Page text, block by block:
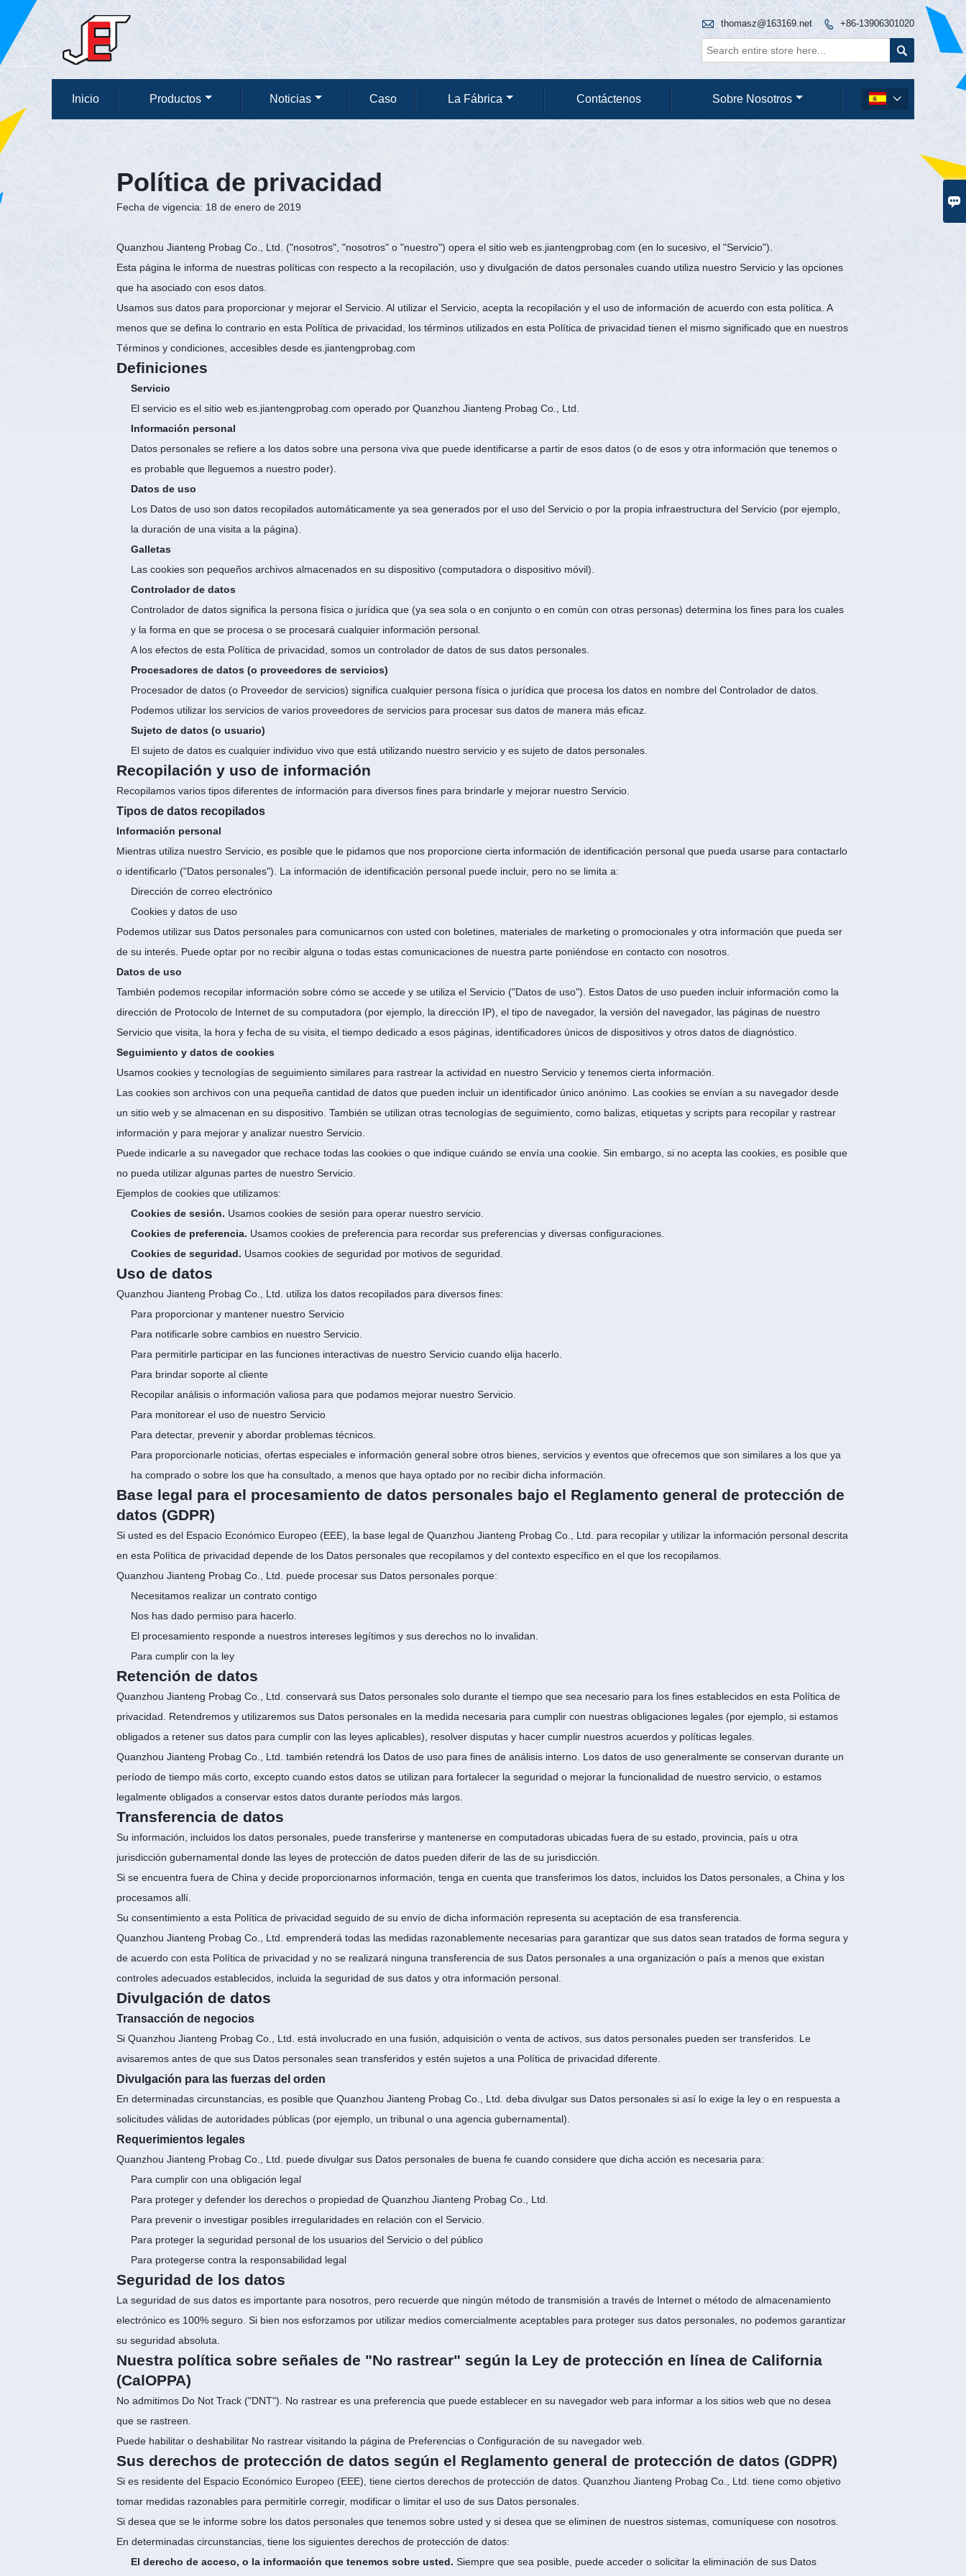

 thomasz@163169.net  +86-13906301020

Inicio Productos Noticias Caso La Fábrica Contáctenos Sobre Nosotros 
Política de privacidad
Fecha de vigencia: 18 de enero de 2019
Quanzhou Jianteng Probag Co., Ltd. ("nosotros", "nosotros" o "nuestro") opera el sitio web es.jiantengprobag.com (en lo sucesivo, el "Servicio").
Esta página le informa de nuestras políticas con respecto a la recopilación, uso y divulgación de datos personales cuando utiliza nuestro Servicio y las opciones
que ha asociado con esos datos.
Usamos sus datos para proporcionar y mejorar el Servicio. Al utilizar el Servicio, acepta la recopilación y el uso de información de acuerdo con esta política. A
menos que se defina lo contrario en esta Política de privacidad, los términos utilizados en esta Política de privacidad tienen el mismo significado que en nuestros
Términos y condiciones, accesibles desde es.jiantengprobag.com
Definiciones
Servicio
El servicio es el sitio web es.jiantengprobag.com operado por Quanzhou Jianteng Probag Co., Ltd.
Información personal
Datos personales se refiere a los datos sobre una persona viva que puede identificarse a partir de esos datos (o de esos y otra información que tenemos o
es probable que lleguemos a nuestro poder).
Datos de uso
Los Datos de uso son datos recopilados automáticamente ya sea generados por el uso del Servicio o por la propia infraestructura del Servicio (por ejemplo,
la duración de una visita a la página).
Galletas
Las cookies son pequeños archivos almacenados en su dispositivo (computadora o dispositivo móvil).
Controlador de datos
Controlador de datos significa la persona física o jurídica que (ya sea sola o en conjunto o en común con otras personas) determina los fines para los cuales
y la forma en que se procesa o se procesará cualquier información personal.
A los efectos de esta Política de privacidad, somos un controlador de datos de sus datos personales.
Procesadores de datos (o proveedores de servicios)
Procesador de datos (o Proveedor de servicios) significa cualquier persona física o jurídica que procesa los datos en nombre del Controlador de datos.
Podemos utilizar los servicios de varios proveedores de servicios para procesar sus datos de manera más eficaz.
Sujeto de datos (o usuario)
El sujeto de datos es cualquier individuo vivo que está utilizando nuestro servicio y es sujeto de datos personales.
Recopilación y uso de información
Recopilamos varios tipos diferentes de información para diversos fines para brindarle y mejorar nuestro Servicio.
Tipos de datos recopilados
Información personal
Mientras utiliza nuestro Servicio, es posible que le pidamos que nos proporcione cierta información de identificación personal que pueda usarse para contactarlo
o identificarlo ("Datos personales"). La información de identificación personal puede incluir, pero no se limita a:
Dirección de correo electrónico
Cookies y datos de uso
Podemos utilizar sus Datos personales para comunicarnos con usted con boletines, materiales de marketing o promocionales y otra información que pueda ser
de su interés. Puede optar por no recibir alguna o todas estas comunicaciones de nuestra parte poniéndose en contacto con nosotros.
Datos de uso
También podemos recopilar información sobre cómo se accede y se utiliza el Servicio ("Datos de uso"). Estos Datos de uso pueden incluir información como la
dirección de Protocolo de Internet de su computadora (por ejemplo, la dirección IP), el tipo de navegador, la versión del navegador, las páginas de nuestro
Servicio que visita, la hora y fecha de su visita, el tiempo dedicado a esos páginas, identificadores únicos de dispositivos y otros datos de diagnóstico.
Seguimiento y datos de cookies
Usamos cookies y tecnologías de seguimiento similares para rastrear la actividad en nuestro Servicio y tenemos cierta información.
Las cookies son archivos con una pequeña cantidad de datos que pueden incluir un identificador único anónimo. Las cookies se envían a su navegador desde
un sitio web y se almacenan en su dispositivo. También se utilizan otras tecnologías de seguimiento, como balizas, etiquetas y scripts para recopilar y rastrear
información y para mejorar y analizar nuestro Servicio.
Puede indicarle a su navegador que rechace todas las cookies o que indique cuándo se envía una cookie. Sin embargo, si no acepta las cookies, es posible que
no pueda utilizar algunas partes de nuestro Servicio.
Ejemplos de cookies que utilizamos:
Cookies de sesión. Usamos cookies de sesión para operar nuestro servicio.
Cookies de preferencia. Usamos cookies de preferencia para recordar sus preferencias y diversas configuraciones.
Cookies de seguridad. Usamos cookies de seguridad por motivos de seguridad.
Uso de datos
Quanzhou Jianteng Probag Co., Ltd. utiliza los datos recopilados para diversos fines:
Para proporcionar y mantener nuestro Servicio
Para notificarle sobre cambios en nuestro Servicio.
Para permitirle participar en las funciones interactivas de nuestro Servicio cuando elija hacerlo.
Para brindar soporte al cliente
Recopilar análisis o información valiosa para que podamos mejorar nuestro Servicio.
Para monitorear el uso de nuestro Servicio
Para detectar, prevenir y abordar problemas técnicos.
Para proporcionarle noticias, ofertas especiales e información general sobre otros bienes, servicios y eventos que ofrecemos que son similares a los que ya
ha comprado o sobre los que ha consultado, a menos que haya optado por no recibir dicha información.
Base legal para el procesamiento de datos personales bajo el Reglamento general de protección de
datos (GDPR)
Si usted es del Espacio Económico Europeo (EEE), la base legal de Quanzhou Jianteng Probag Co., Ltd. para recopilar y utilizar la información personal descrita
en esta Política de privacidad depende de los Datos personales que recopilamos y del contexto específico en el que los recopilamos.
Quanzhou Jianteng Probag Co., Ltd. puede procesar sus Datos personales porque:
Necesitamos realizar un contrato contigo
Nos has dado permiso para hacerlo.
El procesamiento responde a nuestros intereses legítimos y sus derechos no lo invalidan.
Para cumplir con la ley
Retención de datos
Quanzhou Jianteng Probag Co., Ltd. conservará sus Datos personales solo durante el tiempo que sea necesario para los fines establecidos en esta Política de
privacidad. Retendremos y utilizaremos sus Datos personales en la medida necesaria para cumplir con nuestras obligaciones legales (por ejemplo, si estamos
obligados a retener sus datos para cumplir con las leyes aplicables), resolver disputas y hacer cumplir nuestros acuerdos y políticas legales.
Quanzhou Jianteng Probag Co., Ltd. también retendrá los Datos de uso para fines de análisis interno. Los datos de uso generalmente se conservan durante un
período de tiempo más corto, excepto cuando estos datos se utilizan para fortalecer la seguridad o mejorar la funcionalidad de nuestro servicio, o estamos
legalmente obligados a conservar estos datos durante períodos más largos.
Transferencia de datos
Su información, incluidos los datos personales, puede transferirse y mantenerse en computadoras ubicadas fuera de su estado, provincia, país u otra
jurisdicción gubernamental donde las leyes de protección de datos pueden diferir de las de su jurisdicción.
Si se encuentra fuera de China y decide proporcionarnos información, tenga en cuenta que transferimos los datos, incluidos los Datos personales, a China y los
procesamos allí.
Su consentimiento a esta Política de privacidad seguido de su envío de dicha información representa su aceptación de esa transferencia.
Quanzhou Jianteng Probag Co., Ltd. emprenderá todas las medidas razonablemente necesarias para garantizar que sus datos sean tratados de forma segura y
de acuerdo con esta Política de privacidad y no se realizará ninguna transferencia de sus Datos personales a una organización o país a menos que existan
controles adecuados establecidos, incluida la seguridad de sus datos y otra información personal.
Divulgación de datos
Transacción de negocios
Si Quanzhou Jianteng Probag Co., Ltd. está involucrado en una fusión, adquisición o venta de activos, sus datos personales pueden ser transferidos. Le
avisaremos antes de que sus Datos personales sean transferidos y estén sujetos a una Política de privacidad diferente.
Divulgación para las fuerzas del orden
En determinadas circunstancias, es posible que Quanzhou Jianteng Probag Co., Ltd. deba divulgar sus Datos personales si así lo exige la ley o en respuesta a
solicitudes válidas de autoridades públicas (por ejemplo, un tribunal o una agencia gubernamental).
Requerimientos legales
Quanzhou Jianteng Probag Co., Ltd. puede divulgar sus Datos personales de buena fe cuando considere que dicha acción es necesaria para:
Para cumplir con una obligación legal
Para proteger y defender los derechos o propiedad de Quanzhou Jianteng Probag Co., Ltd.
Para prevenir o investigar posibles irregularidades en relación con el Servicio.
Para proteger la seguridad personal de los usuarios del Servicio o del público
Para protegerse contra la responsabilidad legal
Seguridad de los datos
La seguridad de sus datos es importante para nosotros, pero recuerde que ningún método de transmisión a través de Internet o método de almacenamiento
electrónico es 100% seguro. Si bien nos esforzamos por utilizar medios comercialmente aceptables para proteger sus datos personales, no podemos garantizar
su seguridad absoluta.
Nuestra política sobre señales de "No rastrear" según la Ley de protección en línea de California
(CalOPPA)
No admitimos Do Not Track ("DNT"). No rastrear es una preferencia que puede establecer en su navegador web para informar a los sitios web que no desea
que se rastreen.
Puede habilitar o deshabilitar No rastrear visitando la página de Preferencias o Configuración de su navegador web.
Sus derechos de protección de datos según el Reglamento general de protección de datos (GDPR)
Si es residente del Espacio Económico Europeo (EEE), tiene ciertos derechos de protección de datos. Quanzhou Jianteng Probag Co., Ltd. tiene como objetivo
tomar medidas razonables para permitirle corregir, modificar o limitar el uso de sus Datos personales.
Si desea que se le informe sobre los datos personales que tenemos sobre usted y si desea que se eliminen de nuestros sistemas, comuníquese con nosotros.
En determinadas circunstancias, tiene los siguientes derechos de protección de datos:
El derecho de acceso, o la información que tenemos sobre usted. Siempre que sea posible, puede acceder o solicitar la eliminación de sus Datos